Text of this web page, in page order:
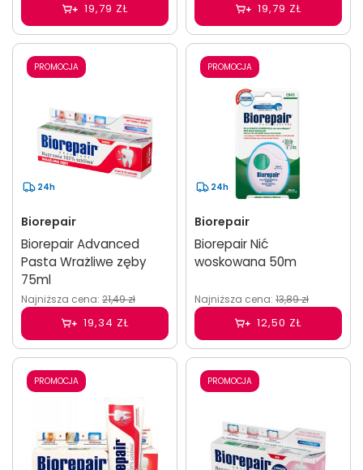
19,79 ZŁ 19,79 ZŁ
PROMOCJA
24h
Biorepair
Biorepair Advanced
Pasta Wrażliwe zęby
75ml
Najniższa cena: 21,49 zł
19,34 ZŁ
PROMOCJA
24h
Biorepair
Biorepair Nić
woskowana 50m
Najniższa cena: 13,89 zł
12,50 ZŁ
PROMOCJA PROMOCJA